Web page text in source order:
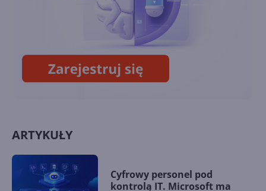
Microsoft Face Check -
weryfikacja twarzy już
dostępna dla firm
ARTYKUŁY
Cyfrowy personel pod
kontrolą IT. Microsoft ma